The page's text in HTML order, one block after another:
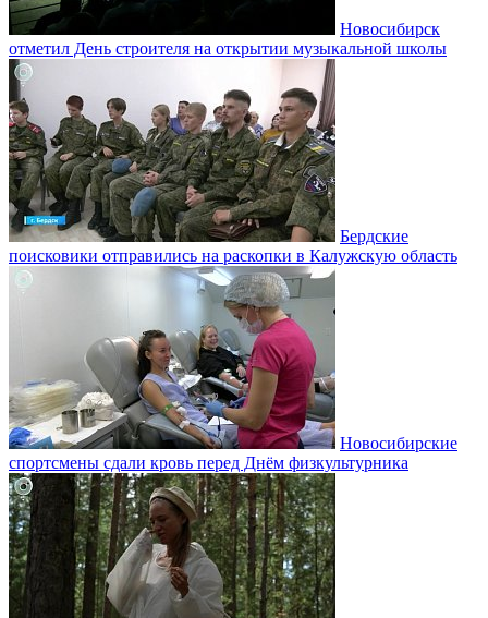
Новосибирск
отметил День строителя на открытии музыкальной школы
Бердские
поисковики отправились на раскопки в Калужскую область
Новосибирские
спортсмены сдали кровь перед Днём физкультурника